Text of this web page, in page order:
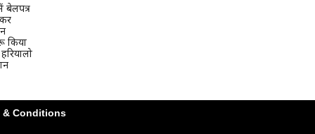
बेलपत्र
किया
& Conditions